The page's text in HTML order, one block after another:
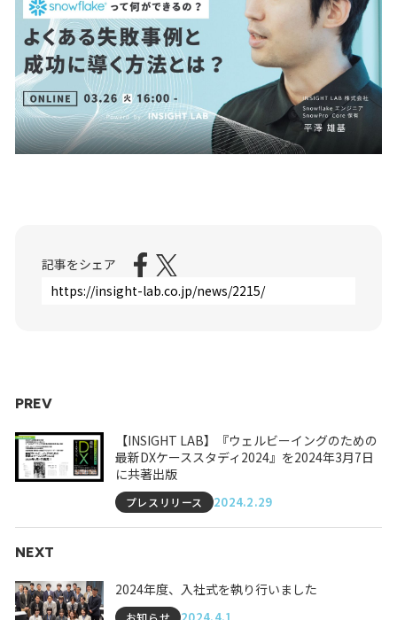
ナレッジライブラリー
メルマガ登録
個人情報保護方針/個人情報の取り扱いについて
ニュース
採用情報
ナレッジライブラリー
お問い合わせ
記事をシェア
PREV
【INSIGHT LAB】『ウェルビーイングのための
最新DXケーススタディ2024』を2024年3月7日
に共著出版
プレスリリース 2024.2.29
NEXT
2024年度、入社式を執り行いました
お知らせ